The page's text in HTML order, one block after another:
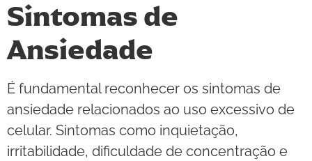
Sintomas de
Ansiedade
É fundamental reconhecer os sintomas de
ansiedade relacionados ao uso excessivo de
celular. Sintomas como inquietação,
irritabilidade, dificuldade de concentração e